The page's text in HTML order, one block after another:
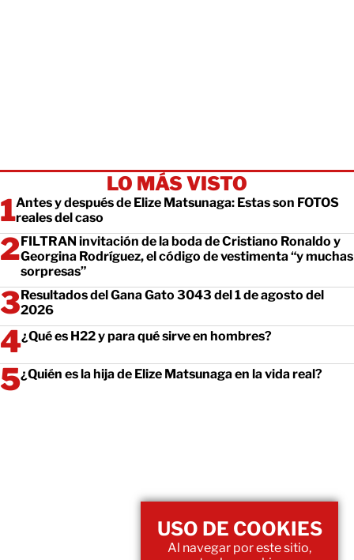
LO MÁS VISTO
Antes y después de Elize Matsunaga: Estas son FOTOS
reales del caso
FILTRAN invitación de la boda de Cristiano Ronaldo y
Georgina Rodríguez, el código de vestimenta “y muchas
sorpresas”
Resultados del Gana Gato 3043 del 1 de agosto del
2026
¿Qué es H22 y para qué sirve en hombres?
¿Quién es la hija de Elize Matsunaga en la vida real?
USO DE COOKIES
Al navegar por este sitio,